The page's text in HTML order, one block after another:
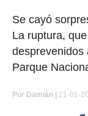
Se cayó
La ruptura,
desprevenidos
Parque
Por Damián | 21-01-